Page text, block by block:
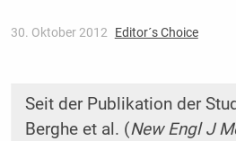
30. Oktober 2012 Editor´s Choice
Seit der Publikation der
Berghe et al. (New Engl J